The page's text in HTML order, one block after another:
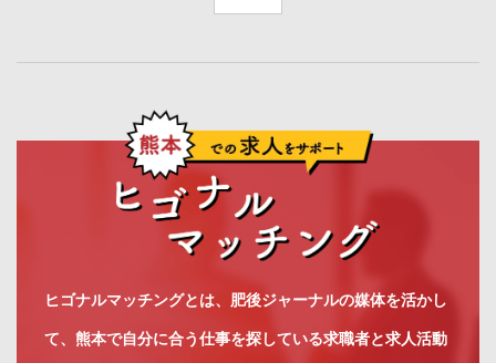
ヒゴナルマッチングとは、肥後ジャーナルの媒体を活かし
て、熊本で自分に合う仕事を探している求職者と求人活動